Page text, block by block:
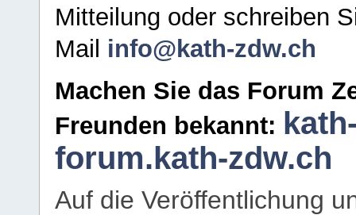
Mitteilung oder schreiben
Mail info@kath-zdw.ch
Machen Sie das Forum
Freunden bekannt:
forum.kath-zdw.ch
Auf die Veröffentlichung